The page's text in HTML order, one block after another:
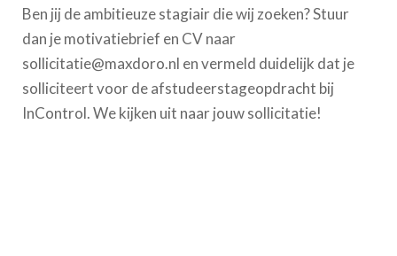
Ben jij de ambitieuze stagiair die wij zoeken? Stuur
dan je motivatiebrief en CV naar
sollicitatie@maxdoro.nl en vermeld duidelijk dat je
solliciteert voor de afstudeerstageopdracht bij
InControl. We kijken uit naar jouw sollicitatie!